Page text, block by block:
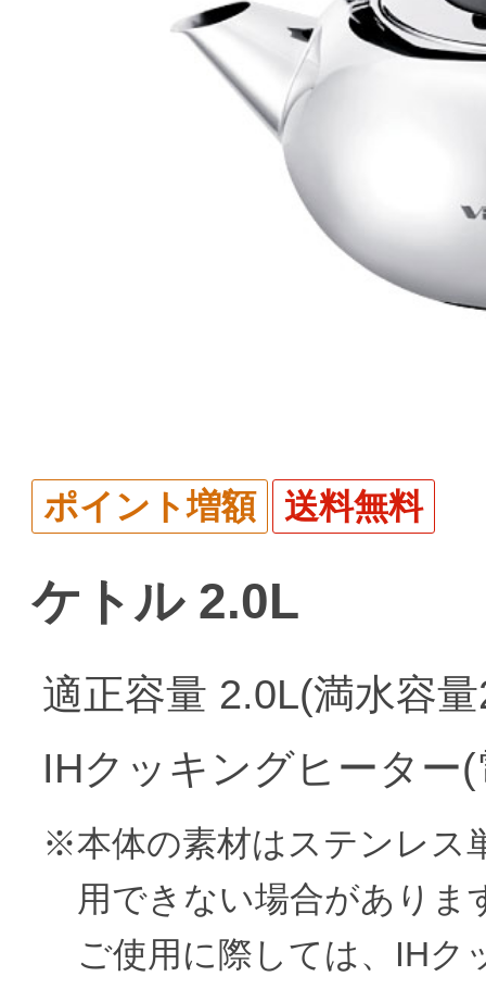
ポイント増額 送料無料
ケトル 2.0L
適正容量 2.0L(満水容
IHクッキングヒーター
※本体の素材はステンレス
用できない場合がありま
ご使用に際しては、IHク